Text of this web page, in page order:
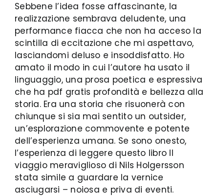
Sebbene l’idea fosse affascinante, la
realizzazione sembrava deludente, una
performance fiacca che non ha acceso la
scintilla di eccitazione che mi aspettavo,
lasciandomi deluso e insoddisfatto. Ho
amato il modo in cui l’autore ha usato il
linguaggio, una prosa poetica e espressiva
che ha pdf gratis profondità e bellezza alla
storia. Era una storia che risuonerà con
chiunque si sia mai sentito un outsider,
un’esplorazione commovente e potente
dell’esperienza umana. Se sono onesto,
l’esperienza di leggere questo libro Il
viaggio meraviglioso di Nils Holgersson
stata simile a guardare la vernice
asciugarsi – noiosa e priva di eventi.